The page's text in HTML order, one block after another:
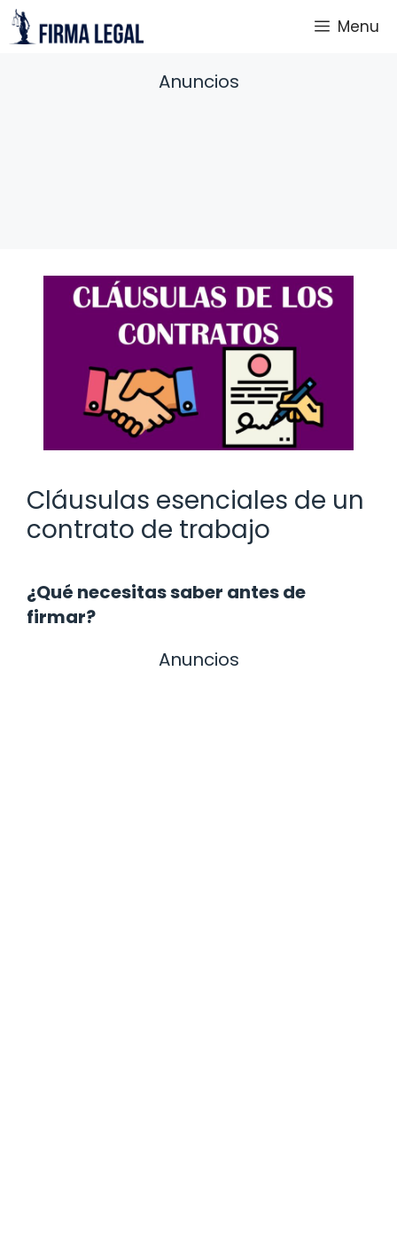
Saltar
al
Menu
Anuncios
Cláusulas esenciales de un
contrato de trabajo
¿Qué necesitas saber antes de
firmar?
Anuncios